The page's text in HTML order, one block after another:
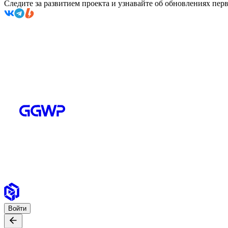
Следите за развитием проекта и узнавайте об обновлениях
Войти